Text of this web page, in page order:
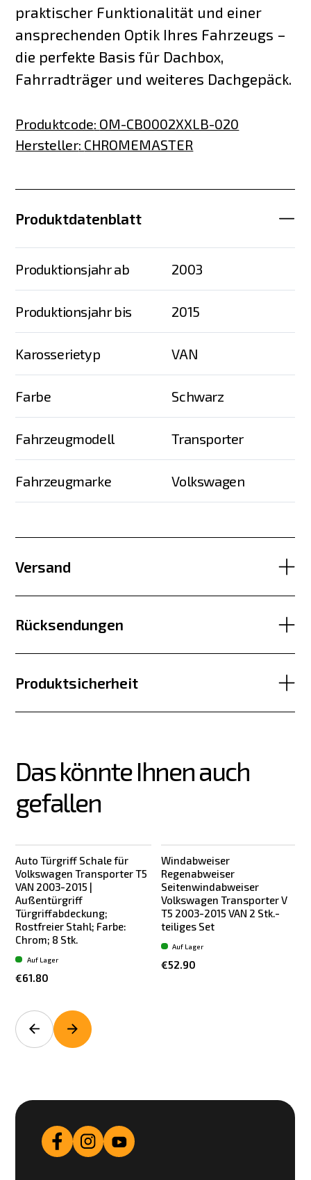
praktischer Funktionalität und einer
ansprechenden Optik Ihres Fahrzeugs –
die perfekte Basis für Dachbox,
Fahrradträger und weiteres Dachgepäck.
Produktcode: OM-CB0002XXLB-020
Hersteller: CHROMEMASTER
Produktdatenblatt
Produktionsjahr ab 2003
Produktionsjahr bis 2015
Karosserietyp VAN
Farbe Schwarz
Fahrzeugmodell Transporter
Fahrzeugmarke Volkswagen
Versand
Rücksendungen
Produktsicherheit
Das könnte Ihnen auch
gefallen
Auto Türgriff Schale für
Volkswagen Transporter T5
VAN 2003-2015 |
Außentürgriff
Türgriffabdeckung;
Rostfreier Stahl; Farbe:
Chrom; 8 Stk.
€61.80
Auf Lager
Windabweiser
Regenabweiser
Seitenwindabweiser
Volkswagen Transporter V
T5 2003-2015 VAN 2 Stk.-
teiliges Set
€52.90
Auf Lager